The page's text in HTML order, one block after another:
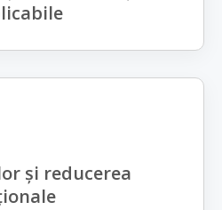
și reducerea